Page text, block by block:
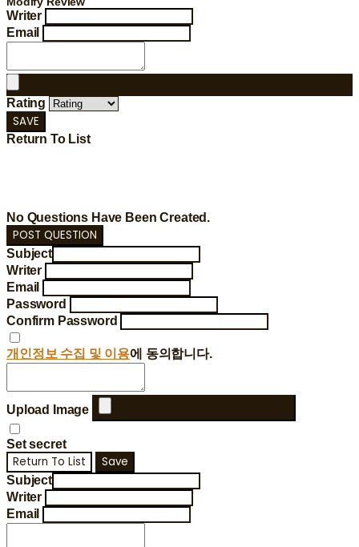
Writer
Email
Rating
SAVE
Return To List
No Questions Have Been Created.
POST QUESTION
Subject
Writer
Email
Password
Confirm Password
개인정보 수집 및 이용에 동의합니다.
Upload Image
Set secret
Return To List Save
Subject
Writer
Email